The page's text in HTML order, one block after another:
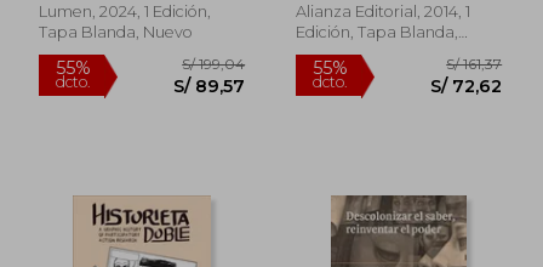
Lumen, 2024, 1 Edición,
Tapa Blanda, Nuevo
Alianza Editorial, 2014, 1
Edición, Tapa Blanda,
Nuevo